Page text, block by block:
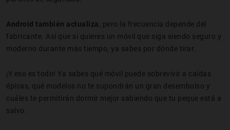
Android también actualiza , pero la frecuencia depende del
fabricante. Así que si quieres un móvil que siga siendo seguro y
moderno durante más tiempo, ya sabes por dónde tirar.
¡Y eso es todo! Ya sabes qué móvil puede sobrevivir a caídas
épicas, qué modelos no te supondrán un gran desembolso y
cuáles te permitirán dormir mejor sabiendo que tu peque está a
salvo.